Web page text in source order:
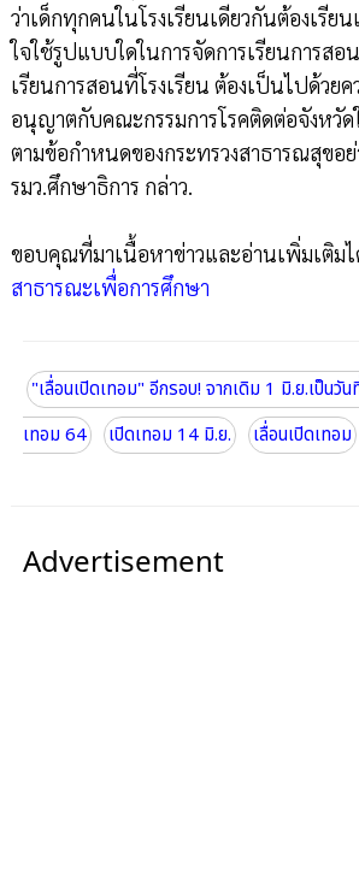
ว่าเด็กทุกคนในโรงเรียนเดียวกันต้องเรี
ใจใช้รูปแบบใดในการจัดการเรียนการสอ
เรียนการสอนที่โรงเรียน ต้องเป็นไปด้วยค
อนุญาตกับคณะกรรมการโรคติดต่อจังหวั
ตามข้อกำหนดของกระทรวงสาธารณสุขอย่
รมว.ศึกษาธิการ กล่าว.
ขอบคุณที่มาเนื้อหาข่าวและอ่านเพิ่มเติมไ
สาธารณะเพื่อการศึกษา
"เลื่อนเปิดเทอม" อีกรอบ! จากเดิม 1 มิ.ย.เป็นวั
เทอม 64
เปิดเทอม 14 มิ.ย. เลื่อนเปิดเทอม
Advertisement